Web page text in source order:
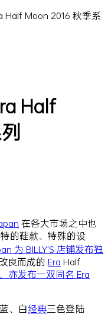
Half Moon 2016 秋季系
Half
在各大市场之中也
的鞋款、特殊的设
为 BILLY'S 店铺发布独
改良而成的 Era Half
亦发布一双同名 Era
、白经典三色登陆